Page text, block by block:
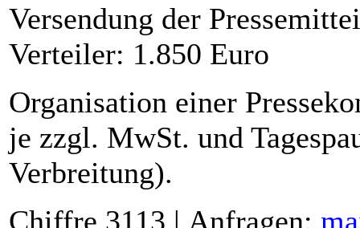
Versendung der
Verteiler: 1.850 Euro
Organisation einer
je zzgl. MwSt. und
Verbreitung).
Chiffre 3113 | Anfragen: